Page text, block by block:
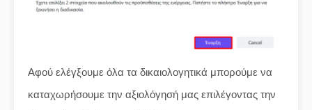
Αφού ελέγξουμε όλα τα δικαιολογητικά μπορούμε να
καταχωρήσουμε την αξιολόγησή μας επιλέγοντας την